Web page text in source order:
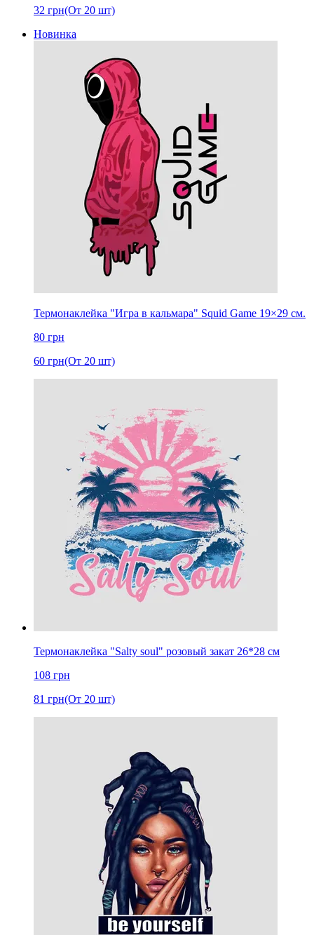
32 грн(От 20 шт)
Новинка
Термонаклейка "Игра в кальмара" Squid Game 19×29 см.
80 грн
60 грн(От 20 шт)
Термонаклейка "Salty soul" розовый закат 26*28 см
108 грн
81 грн(От 20 шт)